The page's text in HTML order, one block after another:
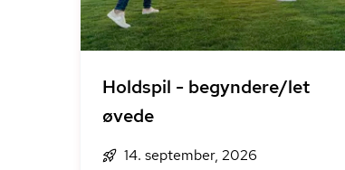
Holdspil - begyndere/let
øvede
14. september, 2026